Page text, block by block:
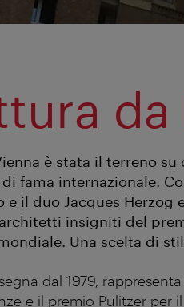
da
è stata il terreno
fama internazionale.
e il duo Jacques Herzog
insigniti del
Una scelta di
dal 1979,
e il premio Pulitzer per